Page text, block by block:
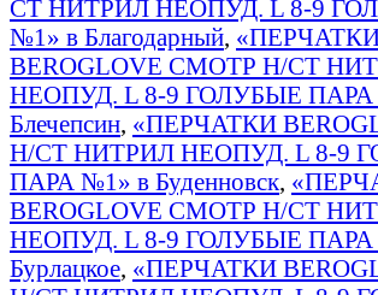
СТ НИТРИЛ НЕОПУД. L 8-9
№1» в Благодарный,
BEROGLOVE СМОТР Н/СТ
НЕОПУД. L 8-9 ГОЛУБЫЕ ПАРА
Блечепсин, «ПЕРЧАТКИ
Н/СТ НИТРИЛ НЕОПУД. L 8-9
ПАРА №1» в Буденновск,
BEROGLOVE СМОТР Н/СТ
НЕОПУД. L 8-9 ГОЛУБЫЕ ПАРА
Бурлацкое, «ПЕРЧАТКИ